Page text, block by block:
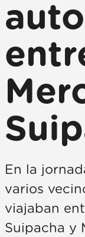
En la
varios
viajaban
Suipacha y